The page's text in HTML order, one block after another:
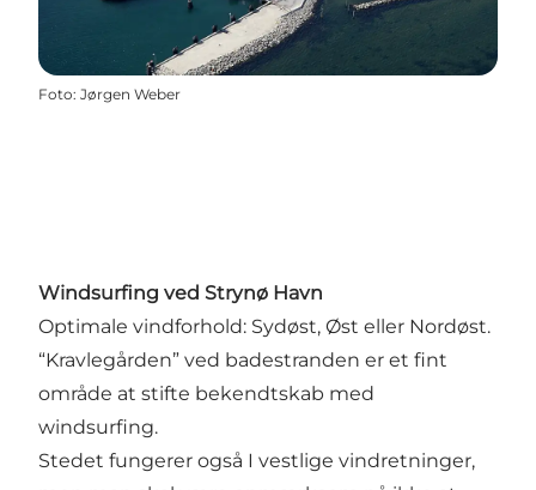
Foto: Jørgen Weber
Windsurfing ved Strynø Havn
Optimale vindforhold: Sydøst, Øst eller Nordøst.
“Kravlegården” ved badestranden er et fint
område at stifte bekendtskab med
windsurfing.
Stedet fungerer også I vestlige vindretninger,